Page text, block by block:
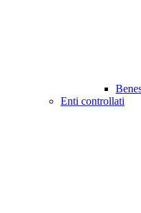
Enti controllati